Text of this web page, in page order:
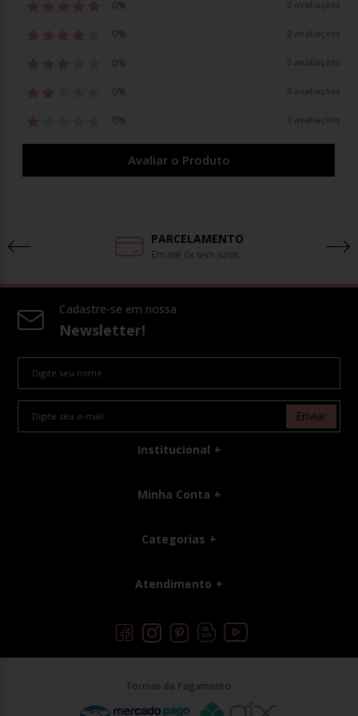
0% 0 avaliações
0% 0 avaliações
0% 0 avaliações
0% 0 avaliações
0% 0 avaliações
Avaliar o Produto
PARCELAMENTO
Em até 6x sem juros
Cadastre-se em nossa
Newsletter!
Enviar
Institucional
Minha Conta
Categorias
Atendimento
Formas de Pagamento